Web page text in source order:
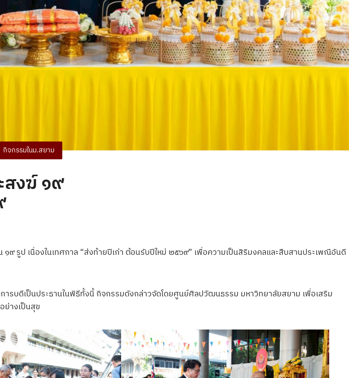
กิจกรรมในม.สยาม
งฆ์ ๑๙
รูป เนื่องในเทศกาล “ส่งท้ายปีเก่า ต้อนรับปีใหม่ ๒๕๖๙” เพื่อความเป็นสิริมงคลและสืบสานประเพณีอันดี
บดีเป็นประธานในพิธีทั้งนี้ กิจกรรมดังกล่าวจัดโดยศูนย์ศิลปวัฒนธรรม มหาวิทยาลัยสยาม เพื่อเสริม
ย่างเป็นสุข